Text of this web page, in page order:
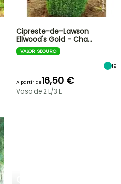
Cipreste-de-Lawson
Ellwood's Gold - Cha…
VALOR SEGURO
19
A partir de16,50 €
Vaso de 2 L/3 L